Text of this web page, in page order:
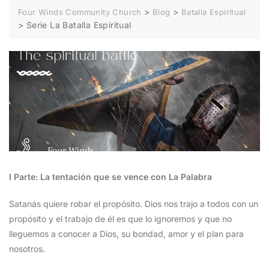
Four Winds Community Church > Blog > Batalla Espiritual
> Serie La Batalla Espiritual
I Parte: La tentación que se vence con La Palabra
Satanás quiere robar el propósito. Dios nos trajo a todos con un
propósito y el trabajo de él es que lo ignoremos y que no
lleguemos a conocer a Dios, su bondad, amor y el plan para
nosotros.